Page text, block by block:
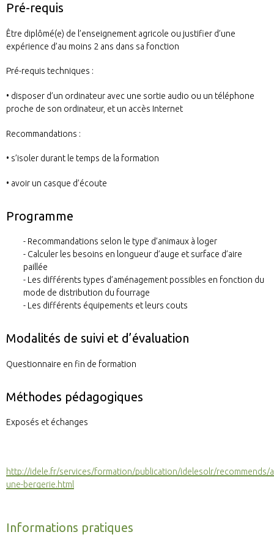
Pré-requis
Être diplômé(e) de l’enseignement agricole ou justifier d’une
expérience d’au moins 2 ans dans sa fonction
Pré-requis techniques :
• disposer d’un ordinateur avec une sortie audio ou un téléphone
proche de son ordinateur, et un accès Internet
Recommandations :
• s’isoler durant le temps de la formation
• avoir un casque d’écoute
Programme
Recommandations selon le type d’animaux à loger
Calculer les besoins en longueur d’auge et surface d’aire
paillée
Les différents types d’aménagement possibles en fonction du
mode de distribution du fourrage
Les différents équipements et leurs couts
Modalités de suivi et d’évaluation
Questionnaire en fin de formation
Méthodes pédagogiques
Exposés et échanges
http://idele.fr/services/formation/publication/idelesolr/recommends/
une-bergerie.html
Informations pratiques